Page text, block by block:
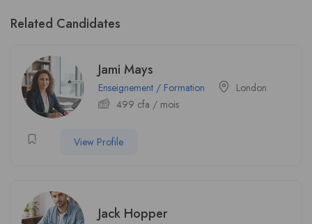
Related Candidates
Jami Mays
Enseignement / Formation
London
499 cfa / mois
View Profile
Jack Hopper